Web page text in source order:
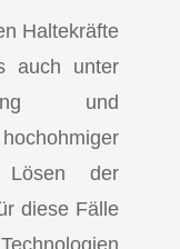
Haltekräfte
auch unter
und
der
diese Fälle